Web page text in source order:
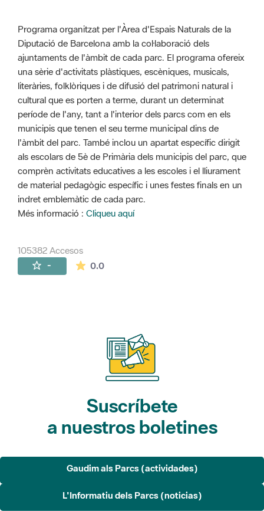
Programa organitzat per l'Àrea d'Espais Naturals de la
Diputació de Barcelona amb la col·laboració dels
ajuntaments de l'àmbit de cada parc. El programa ofereix
una sèrie d'activitats plàstiques, escèniques, musicals,
literàries, folklòriques i de difusió del patrimoni natural i
cultural que es porten a terme, durant un determinat
període de l'any, tant a l'interior dels parcs com en els
municipis que tenen el seu terme municipal dins de
l'àmbit del parc. També inclou un apartat específic dirigit
als escolars de 5è de Primària dels municipis del parc, que
comprèn activitats educatives a les escoles i el lliurament
de material pedagògic específic i unes festes finals en un
indret emblemàtic de cada parc.
Més informació : Cliqueu aquí
105382 Accesos
- 0.0La valoración media es de 0 estrellas de
Suscríbete
a nuestros boletines
Gaudim als Parcs (actividades)
L'Informatiu dels Parcs (noticias)